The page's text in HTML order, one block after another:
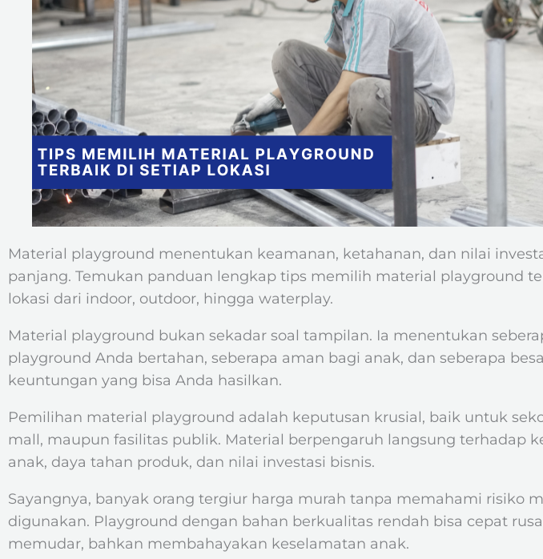
Material playground menentukan keamanan, ketahanan, dan nilai
panjang. Temukan panduan lengkap tips memilih material playground
lokasi dari indoor, outdoor, hingga waterplay.
Material playground bukan sekadar soal tampilan. Ia menentukan
playground Anda bertahan, seberapa aman bagi anak, dan seberapa
keuntungan yang bisa Anda hasilkan.
Pemilihan material playground adalah keputusan krusial, baik untuk
mall, maupun fasilitas publik. Material berpengaruh langsung terhadap
anak, daya tahan produk, dan nilai investasi bisnis.
Sayangnya, banyak orang tergiur harga murah tanpa memahami risiko
digunakan. Playground dengan bahan berkualitas rendah bisa cepat
memudar, bahkan membahayakan keselamatan anak.